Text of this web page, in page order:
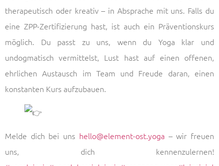
therapeutisch oder kreativ – in Absprache mit uns. Falls du
eine ZPP-Zertifizierung hast, ist auch ein Präventionskurs
möglich. Du passt zu uns, wenn du Yoga klar und
undogmatisch vermittelst, Lust hast auf einen offenen,
ehrlichen Austausch im Team und Freude daran, einen
konstanten Kurs aufzubauen.
Melde dich bei uns hello@element-ost.yoga – wir freuen
uns, dich kennenzulernen!